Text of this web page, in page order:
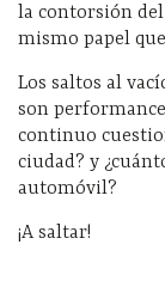
la contorsión
mismo papel
Los saltos al
son
continuo
ciudad? y
automóvil?
¡A saltar!